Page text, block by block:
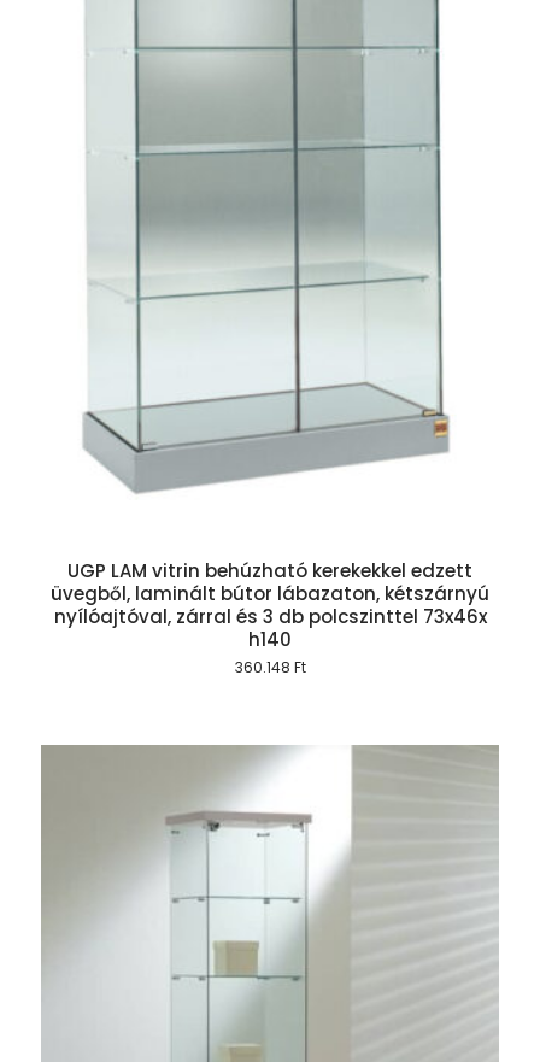
UGP LAM vitrin behúzható kerekekkel edzett
üvegből, laminált bútor lábazaton, kétszárnyú
nyílóajtóval, zárral és 3 db polcszinttel 73x46x
h140
360.148 Ft